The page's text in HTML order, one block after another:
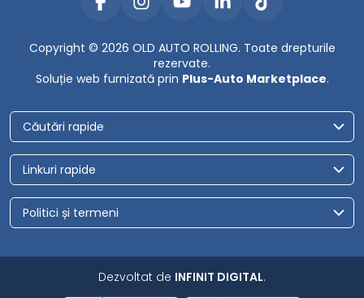
Copyright © 2026 OLD AUTO ROLLING. Toate drepturile
rezervate.
Soluție web furnizată prin Plus-Auto Marketplace.
Căutări rapide
Linkuri rapide
Politici și termeni
Dezvoltat de INFINIT DIGITAL.